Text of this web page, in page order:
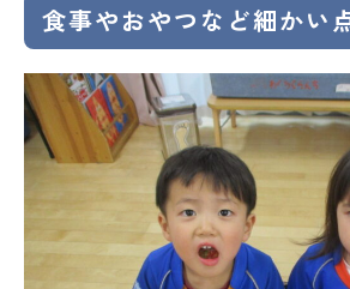
食事やおやつなど細かい